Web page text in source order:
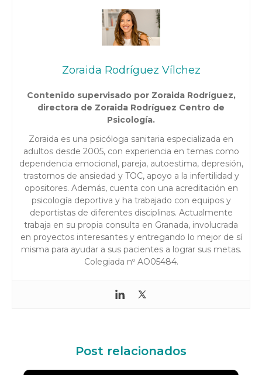
Zoraida Rodríguez Vílchez
Contenido supervisado por Zoraida Rodríguez,
directora de Zoraida Rodríguez Centro de
Psicología.
Zoraida es una psicóloga sanitaria especializada en
adultos desde 2005, con experiencia en temas como
dependencia emocional, pareja, autoestima, depresión,
trastornos de ansiedad y TOC, apoyo a la infertilidad y
opositores. Además, cuenta con una acreditación en
psicología deportiva y ha trabajado con equipos y
deportistas de diferentes disciplinas. Actualmente
trabaja en su propia consulta en Granada, involucrada
en proyectos interesantes y entregando lo mejor de sí
misma para ayudar a sus pacientes a lograr sus metas.
Colegiada nº AO05484.
Post relacionados